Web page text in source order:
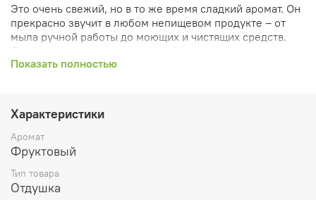
Это очень свежий, но в то же время сладкий аромат. Он
прекрасно звучит в любом непищевом продукте – от
мыла ручной работы до моющих и чистящих средств.
коммерческого назначения будет прекрасно звучать
ананаса. Нота дыни очень устойчиво звучит, остается и в
ноте сердца, дополняясь ароматами ментола и свежим
нюансом. Завершается ароматическая композиция
ароматами карибской ванили, жасмина и белого
мускуса. В отдушке очень удачно сладкая, даже
приторная дыня уравновешивается свежестью мяты и
ментола
Показать полностью
Характеристики
Аромат
Фруктовый
Тип товара
Отдушка